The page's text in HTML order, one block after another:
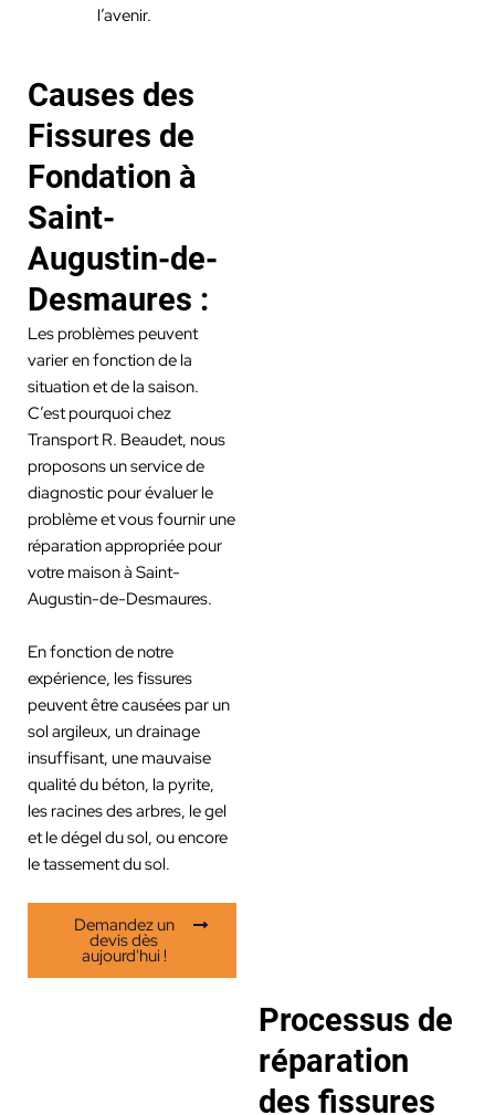
l’avenir.
Causes des
Fissures de
Fondation à
Saint-
Augustin-de-
Desmaures :
Les problèmes peuvent
varier en fonction de la
situation et de la saison.
C’est pourquoi chez
Transport R. Beaudet, nous
proposons un service de
diagnostic pour évaluer le
problème et vous fournir une
réparation appropriée pour
votre maison à Saint-
Augustin-de-Desmaures.
En fonction de notre
expérience, les fissures
peuvent être causées par un
sol argileux, un drainage
insuffisant, une mauvaise
qualité du béton, la pyrite,
les racines des arbres, le gel
et le dégel du sol, ou encore
le tassement du sol.
Demandez un
devis dès
aujourd'hui !
Processus de
réparation
des fissures